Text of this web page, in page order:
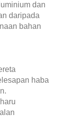
dan
daripada
bahan
haba